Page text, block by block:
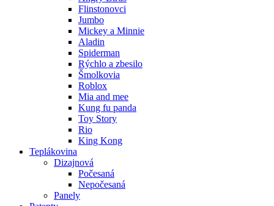
Flinstonovci
Jumbo
Mickey a Minnie
Aladin
Spiderman
Rýchlo a zbesilo
Šmolkovia
Roblox
Mia and mee
Kung fu panda
Toy Story
Rio
King Kong
Teplákovina
Dizajnová
Počesaná
Nepočesaná
Panely